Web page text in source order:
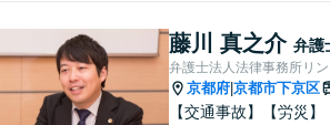
藤川 真之介 弁護
弁護士法人法律事務所リン
京都府 京都市下京区
【交通事故】【労災